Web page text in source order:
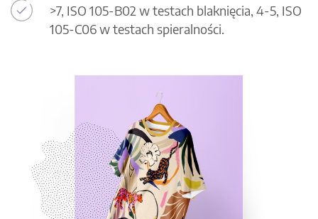
>7, ISO 105-B02 w testach blaknięcia, 4-5, ISO
105-C06 w testach spieralności.